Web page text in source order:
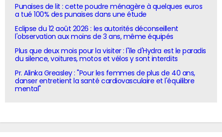
Punaises de lit : cette poudre ménagère à quelques euros
a tué 100% des punaises dans une étude
Eclipse du 12 août 2026 : les autorités déconseillent
l'observation aux moins de 3 ans, même équipés
Plus que deux mois pour la visiter : l'île d'Hydra est le paradis
du silence, voitures, motos et vélos y sont interdits
Pr. Alinka Greasley : "Pour les femmes de plus de 40 ans,
danser entretient la santé cardiovasculaire et l'équilibre
mental"